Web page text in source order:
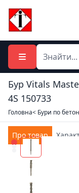
Бур Vitals
4S 150733
Головна< Бури по
Про товар